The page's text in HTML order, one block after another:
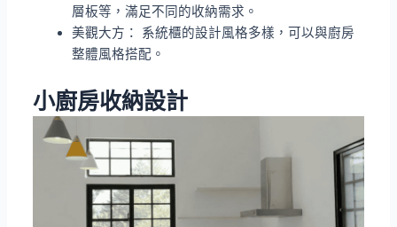
層板等，滿足不同的收納需求。
美觀大方： 系統櫃的設計風格多樣，可以與廚房
整體風格搭配。
小廚房收納設計